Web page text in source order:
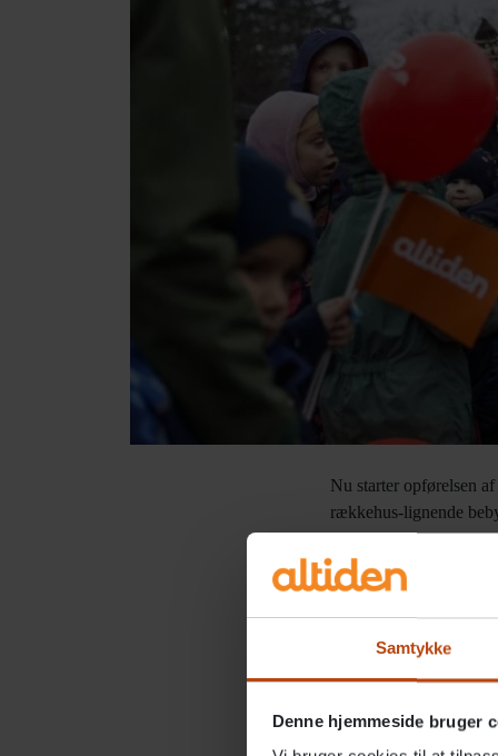
Samtykke
Denne hjemmeside bruger
Nu starter opførelsen
rækkehus-lignende
“Projektet realiserer i
inviterende fællesskab